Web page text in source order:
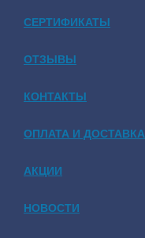
СЕРТИФИКАТЫ
ОТЗЫВЫ
КОНТАКТЫ
ОПЛАТА И ДОСТАВКА
АКЦИИ
НОВОСТИ